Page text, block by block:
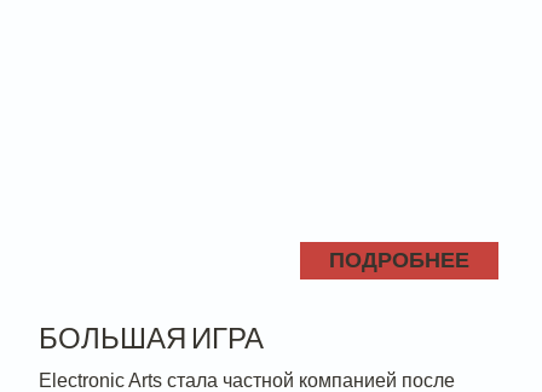
ПОДРОБНЕЕ
БОЛЬШАЯ ИГРА
Electronic Arts стала частной компанией после